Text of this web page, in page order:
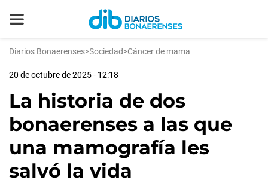
Diarios Bonaerenses>Sociedad>Cáncer de mama
20 de octubre de 2025 - 12:18
La historia de dos
bonaerenses a las que
una mamografía les
salvó la vida